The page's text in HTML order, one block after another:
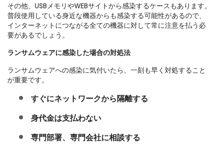
その他、USBメモリやWEBサイトから感染するケースもあります。
普段使用している身近な機器からも感染する可能性があるので、
インターネットにつながる全ての機器に対して常に注意を払う必
要があるでしょう。
ランサムウェアに感染した場合の対処法
ランサムウェアへの感染に気付いたら、一刻も早く対処すること
が重要です。
すぐにネットワークから隔離する
身代金は支払わない
専門部署、専門会社に相談する